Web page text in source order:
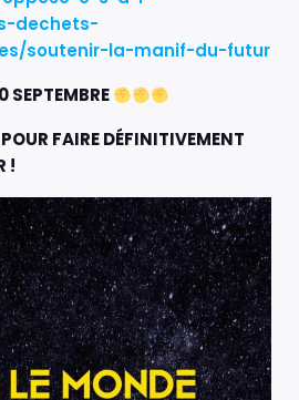
dechets-
soutenir-la-manif-du-futur
SEPTEMBRE
FAIRE DÉFINITIVEMENT
!